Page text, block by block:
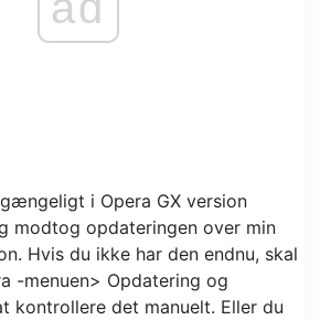
i Opera GX version
modtog opdateringen over min
Hvis du ikke har den endnu, skal
-menuen> Opdatering og
kontrollere det manuelt. Eller du